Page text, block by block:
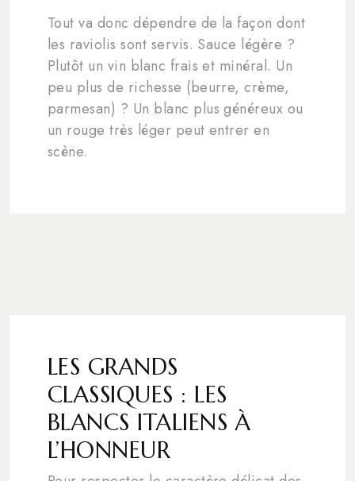
Tout va donc dépendre de la façon dont
les raviolis sont servis. Sauce légère ?
Plutôt un vin blanc frais et minéral. Un
peu plus de richesse (beurre, crème,
parmesan) ? Un blanc plus généreux ou
un rouge très léger peut entrer en
scène.
LES GRANDS
CLASSIQUES : LES
BLANCS ITALIENS À
L’HONNEUR